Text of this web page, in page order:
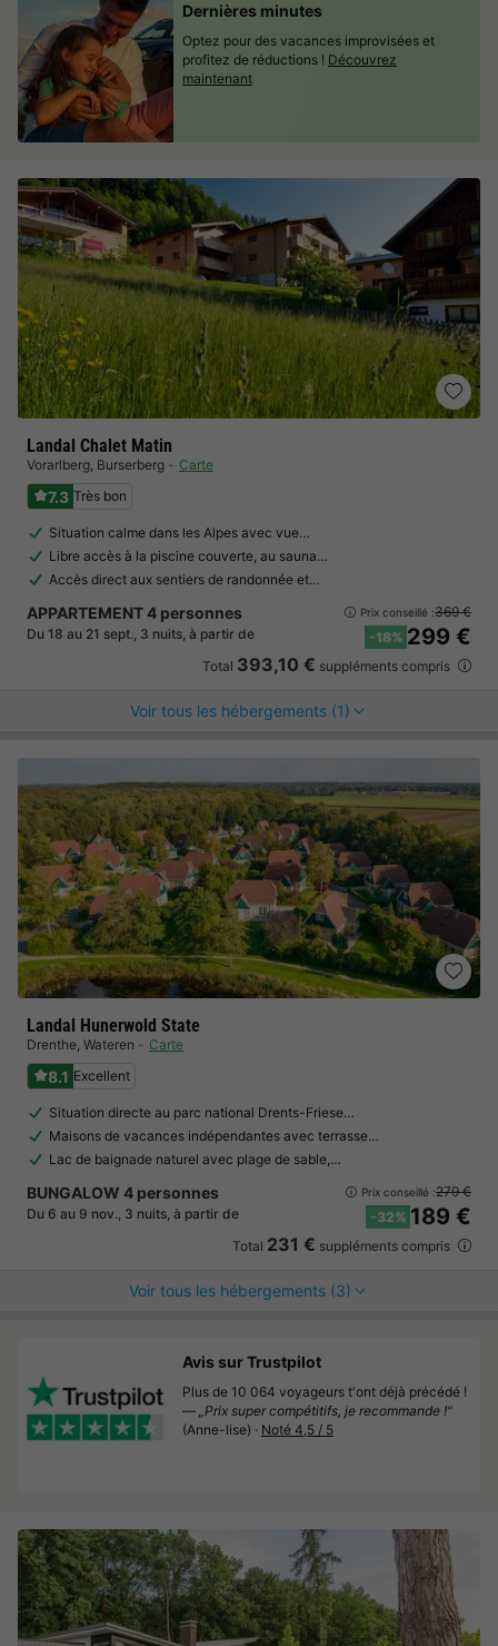
Landal Chalet Matin
Vorarlberg, Burserberg Carte
7.3 Très bon
Situation calme dans les Alpes avec vue…
Libre accès à la piscine couverte, au sauna…
Accès direct aux sentiers de randonnée et…
APPARTEMENT 4 personnes
Du 18 au 21 sept., 3 nuits, à partir de
Prix conseillé :369 €
-18% 299 €
Total 393,10 € suppléments compris
Voir tous les hébergements (1)
Landal Hunerwold State
Drenthe, Wateren Carte
8.1 Excellent
Situation directe au parc national Drents-Friese…
Maisons de vacances indépendantes avec terrasse…
Lac de baignade naturel avec plage de sable,…
BUNGALOW 4 personnes
Du 6 au 9 nov., 3 nuits, à partir de
Prix conseillé :279 €
-32% 189 €
Total 231 € suppléments compris
Voir tous les hébergements (3)
Dernières minutes
Optez pour des vacances improvisées et
profitez de réductions ! Découvrez
maintenant
Avis sur Trustpilot
Plus de 10 064 voyageurs t'ont déjà précédé !
— „Prix super compétitifs, je recommande !"
(Anne-lise) · Noté 4,5 / 5